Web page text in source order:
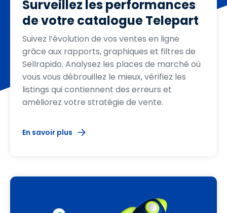
Surveillez les performances
de votre catalogue Telepart
Suivez l’évolution de vos ventes en ligne
grâce aux rapports, graphiques et filtres de
Sellrapido. Analysez les places de marché où
vous vous débrouillez le mieux, vérifiez les
listings qui contiennent des erreurs et
améliorez votre stratégie de vente.
En savoir plus